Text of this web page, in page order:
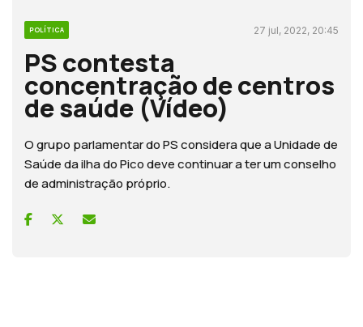
POLÍTICA 27 jul, 2022, 20:45
PS contesta
concentração de centros
de saúde (Vídeo)
O grupo parlamentar do PS considera que a Unidade de
Saúde da ilha do Pico deve continuar a ter um conselho
de administração próprio.